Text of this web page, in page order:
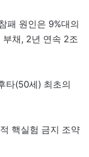
패 원인은 9%대의
채, 2년 연속 2조
타(50세) 최초의
핵실험 금지 조약